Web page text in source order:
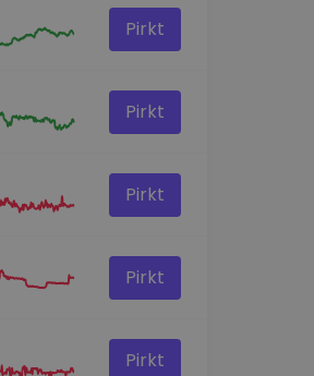
Pirkt
Pirkt
Pirkt
Pirkt
Pirkt